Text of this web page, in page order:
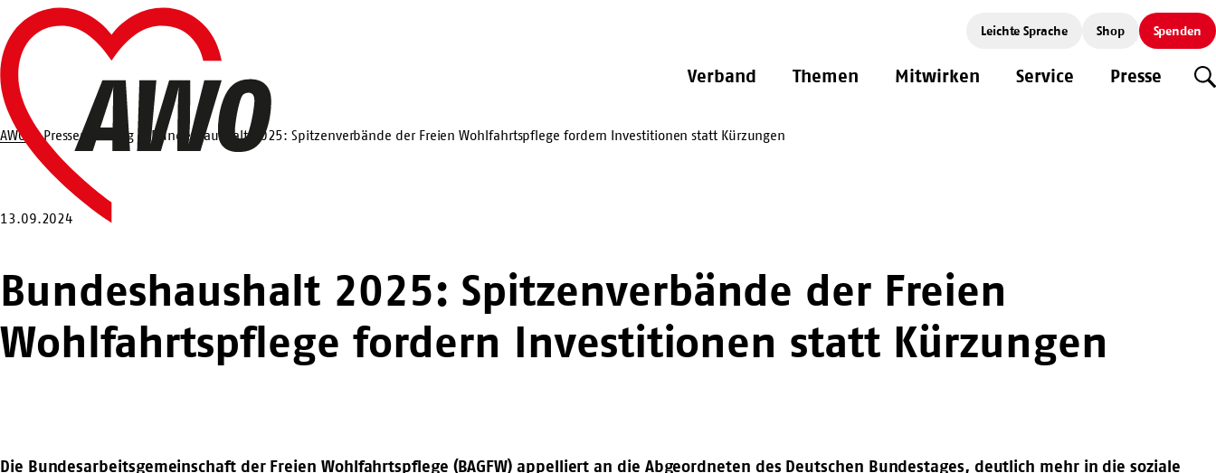
Zum
Hauptinhalt
springen
Startseite
Leichte Sprache Shop Spenden
Verband Themen Mitwirken Service Presse
Suche
AWO Pressemeldung Bundeshaushalt 2025: Spitzenverbände der Freien Wohlfahrtspflege fordern Investitionen statt Kürzungen
13.09.2024
Bundeshaushalt 2025: Spitzenverbände der Freien
Wohlfahrtspflege fordern Investitionen statt Kürzungen
Die Bundesarbeitsgemeinschaft der Freien Wohlfahrtspflege (BAGFW) appelliert an die Abgeordneten des Deutschen Bundestages, deutlich mehr in die soziale